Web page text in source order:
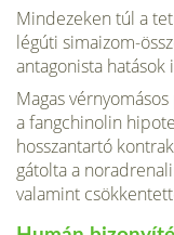
Mindezeken túl a
légúti simaizom-
antagonista hatások
Magas
a fangchinolin
hosszantartó
gá­tolta a
valamint